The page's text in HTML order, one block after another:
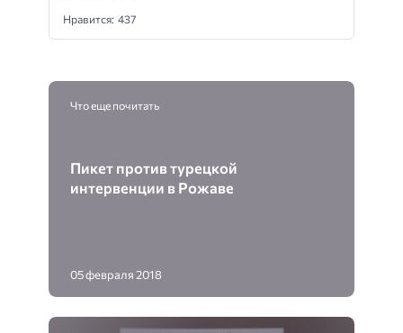
Нравится: 437
Что еще почитать
Пикет против турецкой
интервенции в Рожаве
05 февраля 2018